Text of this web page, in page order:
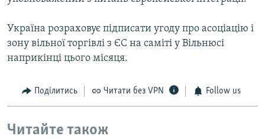
Україна розраховує підписати угоду про асоціацію і
зону вільної торгівлі з ЄС на саміті у Вільнюсі
наприкінці цього місяця.
Поділитись Читати без VPN Follow us
Читайте також